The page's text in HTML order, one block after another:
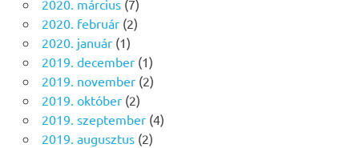
2020. március(7)
2020. február(2)
2020. január(1)
2019. december(1)
2019. november(2)
2019. október(2)
2019. szeptember(4)
2019. augusztus(2)